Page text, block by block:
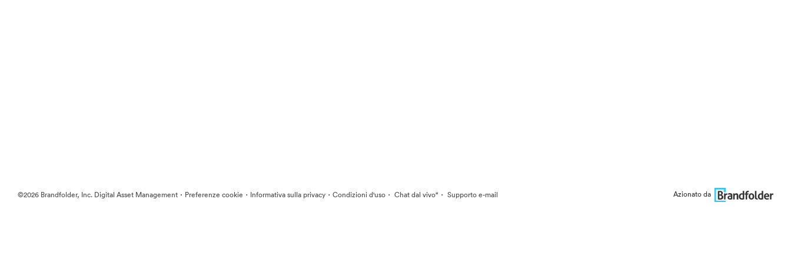
©2026 Brandfolder, Inc. Digital Asset Management · Preferenze cookie · Informativa sulla privacy · Condizioni d'uso · Chat dal vivo“ · Supporto e-mail Azionato da